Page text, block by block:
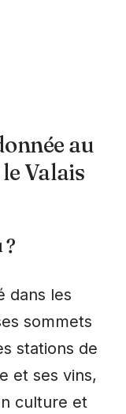
au
Valais
?
dans les
sommets
stations de
et ses vins,
culture et